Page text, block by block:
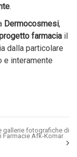
.
Dermocosmesi,
farmacia il
dalla particolare
e interamente
gallerie fotografiche di
Farmacie Afk-Komar